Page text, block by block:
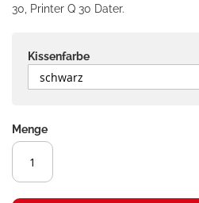
30, Printer Q 30 Dater.
Kissenfarbe
Menge